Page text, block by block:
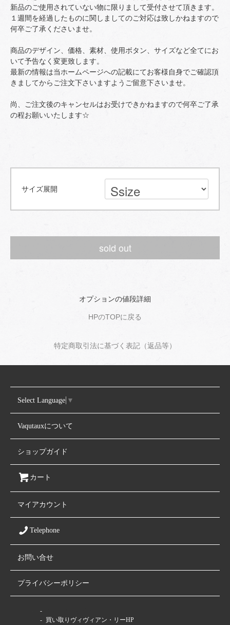
新品のご使用されていない物に限りまして受付させて頂きます。
１週間を経過したものに関しましてのご対応は致しかねますので
何卒ご了承くださいませ。
商品のデザイン、価格、素材、使用ボタン、サイズなど全てにお
いて予告なく変更致します。
最新の情報は当ホームページへの記載にてお客様自身でご確認頂
きましてからご注文下さいますようご留意下さいませ。
尚、ご注文後のキャンセルはお受けできかねますので何卒ご了承
の程お願いいたします☆
サイズ展開
sold out
オプションの値段詳細
HPのTOPに戻る
特定商取引法に基づく表記（返品等）
Select Language ▼
Vaqutauxについて
ショップガイド
カート
マイアカウント
Telephone
お問い合せ
プライバシーポリシー
買い取りヴィヴィアン・リーHP